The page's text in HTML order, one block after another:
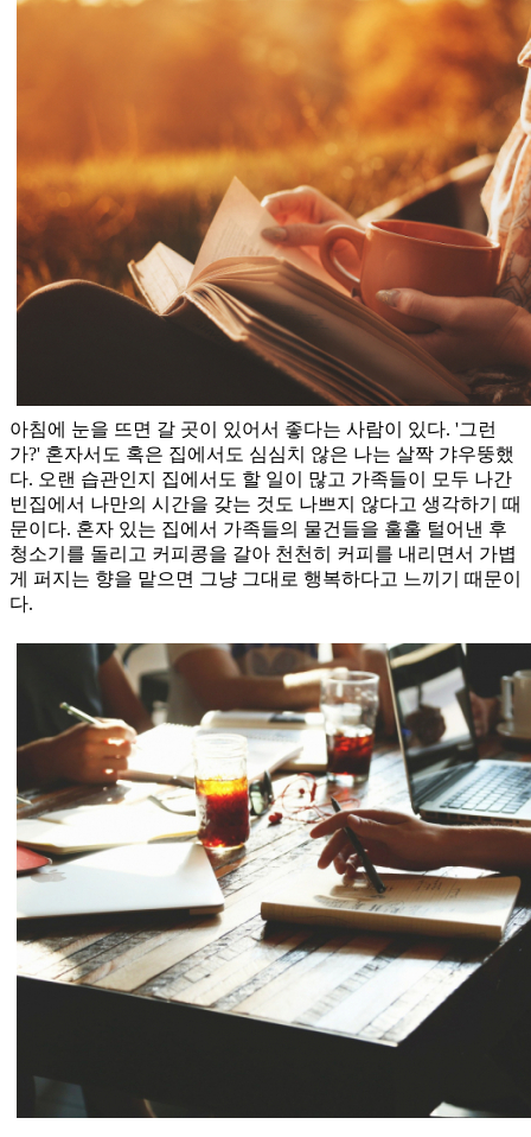
아침에 눈을 뜨면 갈 곳이 있어서 좋다는 사람이 있다. '그런
가?' 혼자서도 혹은 집에서도 심심치 않은 나는 살짝 갸우뚱했
다. 오랜 습관인지 집에서도 할 일이 많고 가족들이 모두 나간
빈집에서 나만의 시간을 갖는 것도 나쁘지 않다고 생각하기 때
문이다. 혼자 있는 집에서 가족들의 물건들을 훌훌 털어낸 후
청소기를 돌리고 커피콩을 갈아 천천히 커피를 내리면서 가볍
게 퍼지는 향을 맡으면 그냥 그대로 행복하다고 느끼기 때문이
다.